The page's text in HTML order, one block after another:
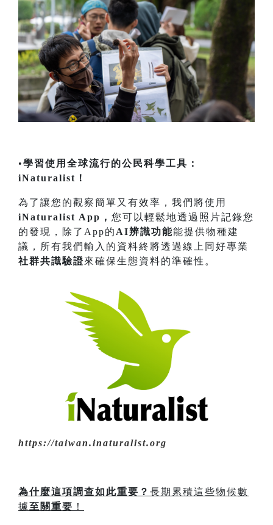
•學習使用全球流行的公民科學工具：
iNaturalist！
為了讓您的觀察簡單又有效率，我們將使用
iNaturalist App， 您可以輕鬆地透過照片記錄您
的發現，除了App的 AI辨識功能能提供物種建
議，所有我們輸入的資料終將透過線上同好專業
社群共識驗證來確保生態資料的準確性。
https://taiwan.inaturalist.org
為什麼這項調查如此重要？ 長期累積這些物候數
據至關重要 ！